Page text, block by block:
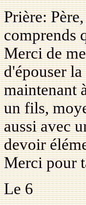
Prière:
comprends
Merci de
d'épouser
maintenant
un fils,
aussi avec
devoir
Merci pour
Le6